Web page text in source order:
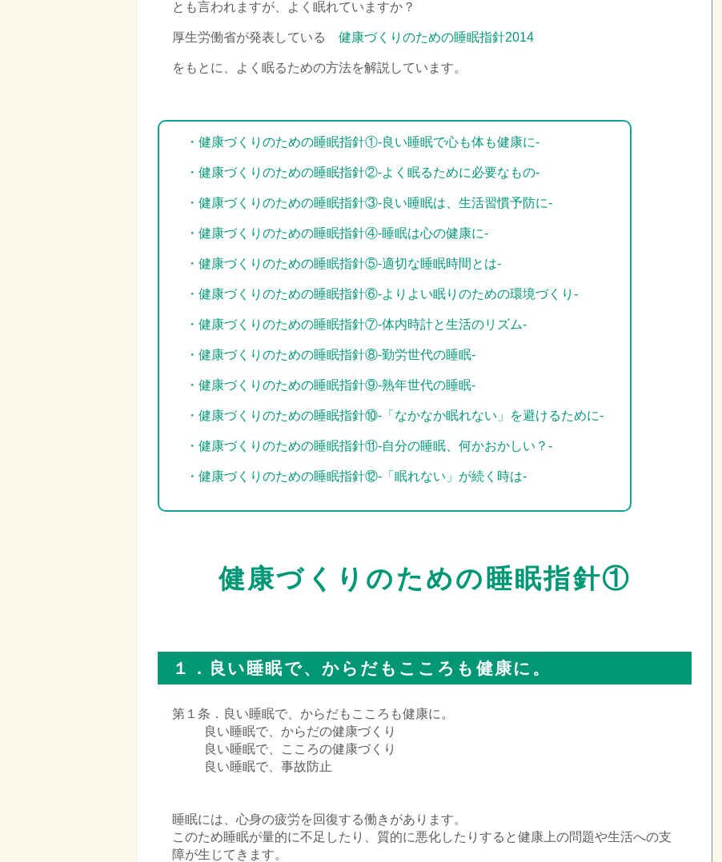
とも言われますが、よく眠れていますか？
厚生労働省が発表している 健康づくりのための睡眠指針2014
をもとに、よく眠るための方法を解説しています。
・健康づくりのための睡眠指針①-良い睡眠で心も体も健康に-
・健康づくりのための睡眠指針②-よく眠るために必要なもの-
・健康づくりのための睡眠指針③-良い睡眠は、生活習慣予防に-
・健康づくりのための睡眠指針④-睡眠は心の健康に-
・健康づくりのための睡眠指針⑤-適切な睡眠時間とは-
・健康づくりのための睡眠指針⑥-よりよい眠りのための環境づくり-
・健康づくりのための睡眠指針⑦-体内時計と生活のリズム-
・健康づくりのための睡眠指針⑧-勤労世代の睡眠-
・健康づくりのための睡眠指針⑨-熟年世代の睡眠-
・健康づくりのための睡眠指針⑩-「なかなか眠れない」を避けるために-
・健康づくりのための睡眠指針⑪-自分の睡眠、何かおかしい？-
・健康づくりのための睡眠指針⑫-「眠れない」が続く時は-
健康づくりのための睡眠指針①
１．良い睡眠で、からだもこころも健康に。
第１条．良い睡眠で、からだもこころも健康に。
良い睡眠で、からだの健康づくり
良い睡眠で、こころの健康づくり
良い睡眠で、事故防止
睡眠には、心身の疲労を回復する働きがあります。
このため睡眠が量的に不足したり、質的に悪化したりすると健康上の問題や生活への支
障が生じてきます。